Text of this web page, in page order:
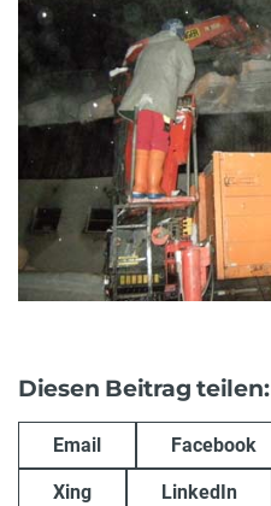
Diesen Beitrag teilen:
Email Facebook
Xing LinkedIn